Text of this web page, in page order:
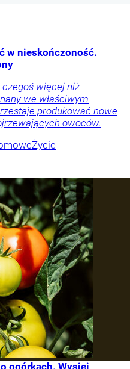
w nieskończoność.
więcej niż
we właściwym
produkować nowe
owoców.
Życie
ogórkach. Wysiej